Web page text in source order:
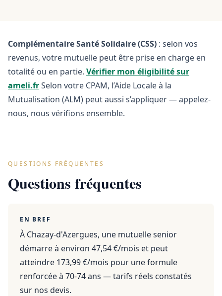
Complémentaire Santé Solidaire (CSS) : selon vos
revenus, votre mutuelle peut être prise en charge en
totalité ou en partie. Vérifier mon éligibilité sur
ameli.frSelon votre CPAM, l’Aide Locale à la
Mutualisation (ALM) peut aussi s’appliquer — appelez-
nous, nous vérifions ensemble.
QUESTIONS FRÉQUENTES
Questions fréquentes
EN BREF
À Chazay-d'Azergues, une mutuelle senior
démarre à environ 47,54 €/mois et peut
atteindre 173,99 €/mois pour une formule
renforcée à 70-74 ans — tarifs réels constatés
sur nos devis.